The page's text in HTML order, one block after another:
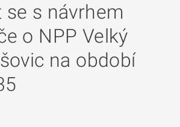
s návrhem
o NPP Velký
na období